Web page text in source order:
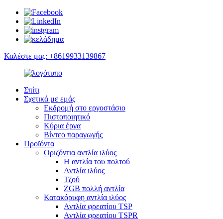
Καλέστε μας: +8619933139867
Σπίτι
Σχετικά με εμάς
Εκδρομή στο εργοστάσιο
Πιστοποιητικό
Κύρια έργα
Βίντεο παραγωγής
Προϊόντα
Οριζόντια αντλία ιλύος
Η αντλία του πολτού
Αντλία ιλύος
Τζού
ZGB πολλή αντλία
Κατακόρυφη αντλία ιλύος
Αντλία φρεατίου TSP
Αντλία φρεατίου TSPR